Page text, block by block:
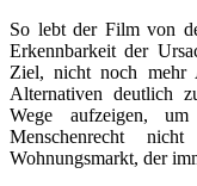
So lebt der Film von
Erkennbarkeit der
Ziel, nicht noch mehr
Alternativen deutlich
Wege aufzeigen,
Menschenrecht
Wohnungsmarkt, der